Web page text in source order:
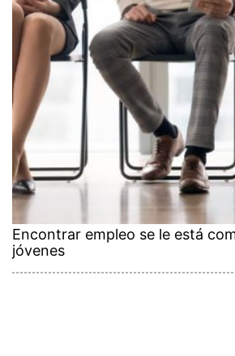
Encontrar empleo se le está
jóvenes